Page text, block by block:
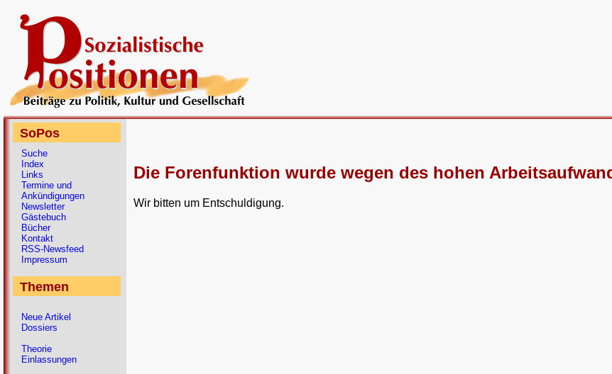
Die Forenfunktion wurde wegen des hohen
Wir bitten um Entschuldigung.
SoPos
Suche
Index
Links
Termine und
Ankündigungen
Newsletter
Gästebuch
Bücher
Kontakt
RSS-Newsfeed
Impressum
Themen
Neue Artikel
Dossiers
Theorie
Einlassungen